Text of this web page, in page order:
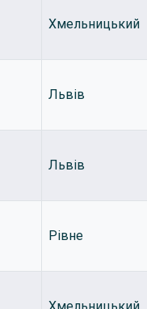
Хмельницький
Львів
Львів
Рівне